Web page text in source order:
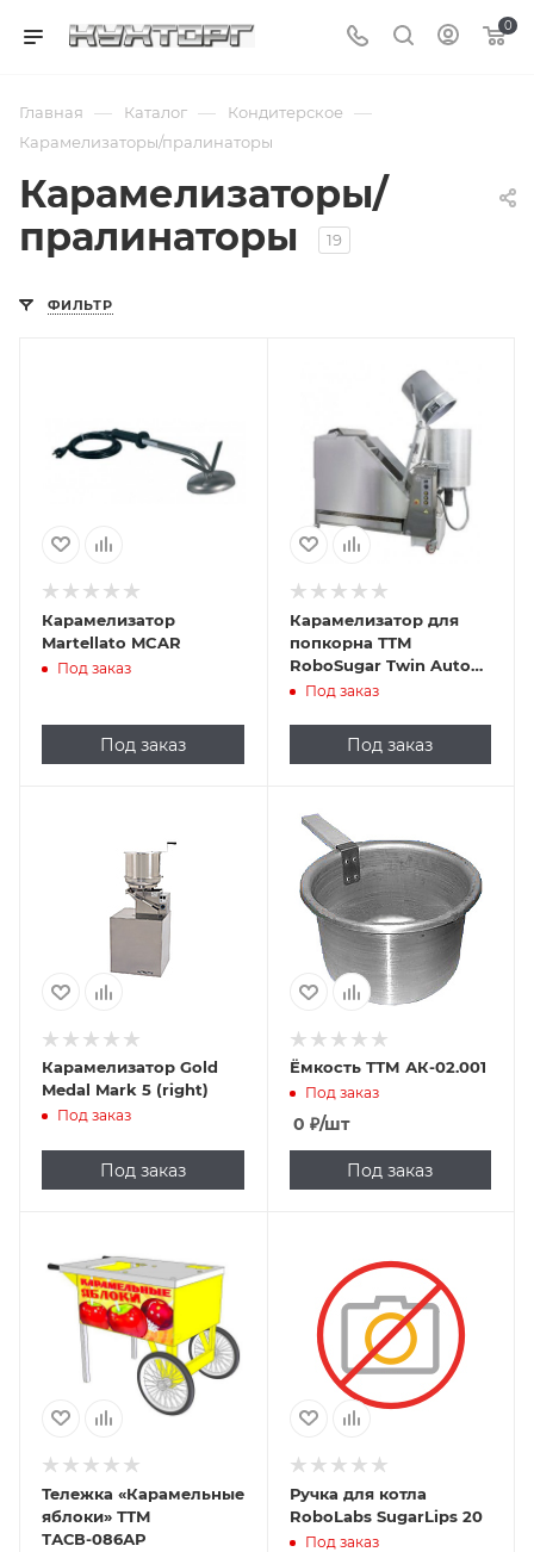
0
Главная — Каталог — Кондитерское —
Карамелизаторы/пралинаторы
Карамелизаторы/
пралинаторы
19
ФИЛЬТР
Карамелизатор
Martellato MCAR
Под заказ
Под заказ
Карамелизатор для
попкорна ТТМ
RoboSugar Twin Auto
20Под заказ
Под заказ
Карамелизатор Gold
Medal Mark 5 (right)
Под заказ
Под заказ
Ёмкость ТТМ АК-02.001
Под заказ
0 ₽/шт
Под заказ
Тележка «Карамельные
яблоки» ТТМ
ТАСВ-086АР
Ручка для котла
RoboLabs SugarLips 20
Под заказ